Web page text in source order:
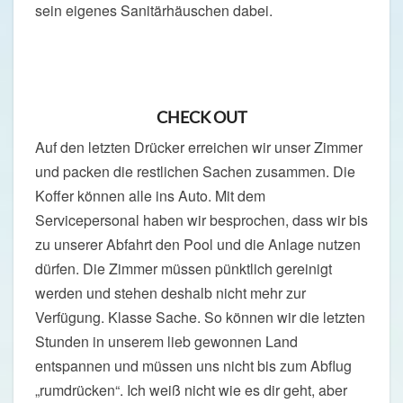
sein eigenes Sanitärhäuschen dabei.
CHECK OUT
Auf den letzten Drücker erreichen wir unser Zimmer
und packen die restlichen Sachen zusammen. Die
Koffer können alle ins Auto. Mit dem
Servicepersonal haben wir besprochen, dass wir bis
zu unserer Abfahrt den Pool und die Anlage nutzen
dürfen. Die Zimmer müssen pünktlich gereinigt
werden und stehen deshalb nicht mehr zur
Verfügung. Klasse Sache. So können wir die letzten
Stunden in unserem lieb gewonnen Land
entspannen und müssen uns nicht bis zum Abflug
„rumdrücken“. Ich weiß nicht wie es dir geht, aber